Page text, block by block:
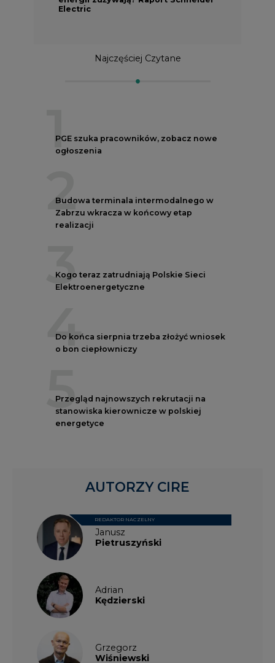
Electric
Najczęściej Czytane
1
PGE szuka pracowników, zobacz nowe
ogłoszenia
2
Budowa terminala intermodalnego w
Zabrzu wkracza w końcowy etap
realizacji
3
Kogo teraz zatrudniają Polskie Sieci
Elektroenergetyczne
4
Do końca sierpnia trzeba złożyć wniosek
o bon ciepłowniczy
5
Przegląd najnowszych rekrutacji na
stanowiska kierownicze w polskiej
energetyce
Janusz
Pietruszyński
REDAKTOR NACZELNY
Adrian
Kędzierski
Grzegorz
Wiśniewski
AUTORZY CIRE